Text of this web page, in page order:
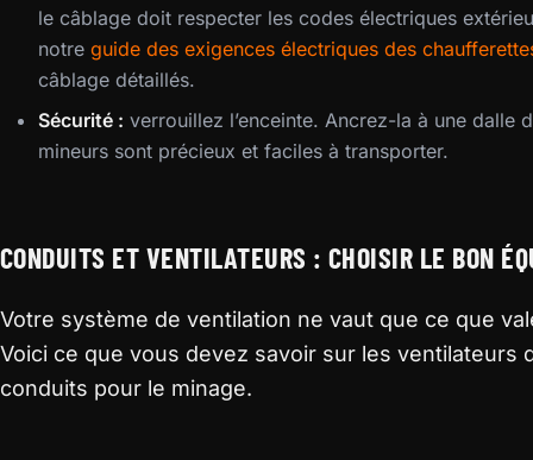
le câblage doit respecter les codes électriques
notre guide des exigences électriques des
câblage détaillés.
Sécurité : verrouillez l’enceinte. Ancrez-la à une dalle
mineurs sont précieux et faciles à transporter.
CONDUITS ET VENTILATEURS : CHOISIR LE BON
Votre système de ventilation ne vaut que ce que
Voici ce que vous devez savoir sur les ventilateurs
conduits pour le minage.